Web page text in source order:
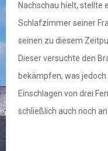
Nachschau hielt, stellte
Schlafzimmer seiner
seinen zu diesem
Dieser versuchte den
bekämpfen, was
Einschlagen von drei
schließlich auch noch